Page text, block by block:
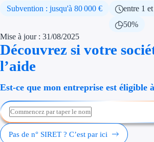
Subvention : jusqu'à 80 000 €
entre 1
50%
Mise à jour : 31/08/2025
Découvrez si votre
l’aide
Est-ce que mon entreprise est éligible
Pas de n° SIRET ? C’est par ici